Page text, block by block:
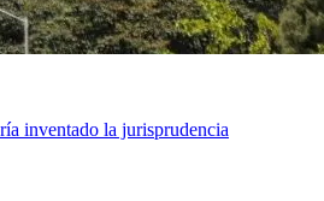
inventado la jurisprudencia